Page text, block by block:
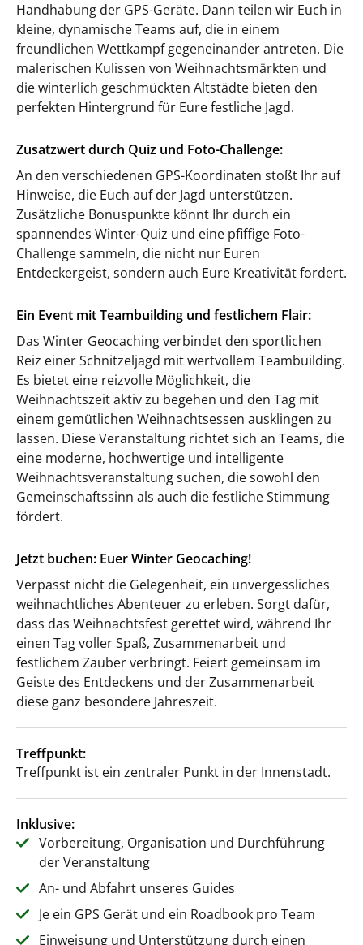
Handhabung der GPS-Geräte. Dann teilen wir Euch in
kleine, dynamische Teams auf, die in einem
freundlichen Wettkampf gegeneinander antreten. Die
malerischen Kulissen von Weihnachtsmärkten und
die winterlich geschmückten Altstädte bieten den
perfekten Hintergrund für Eure festliche Jagd.
Zusatzwert durch Quiz und Foto-Challenge:
An den verschiedenen GPS-Koordinaten stoßt Ihr auf
Hinweise, die Euch auf der Jagd unterstützen.
Zusätzliche Bonuspunkte könnt Ihr durch ein
spannendes Winter-Quiz und eine pfiffige Foto-
Challenge sammeln, die nicht nur Euren
Entdeckergeist, sondern auch Eure Kreativität fordert.
Ein Event mit Teambuilding und festlichem Flair:
Das Winter Geocaching verbindet den sportlichen
Reiz einer Schnitzeljagd mit wertvollem Teambuilding.
Es bietet eine reizvolle Möglichkeit, die
Weihnachtszeit aktiv zu begehen und den Tag mit
einem gemütlichen Weihnachtsessen ausklingen zu
lassen. Diese Veranstaltung richtet sich an Teams, die
eine moderne, hochwertige und intelligente
Weihnachtsveranstaltung suchen, die sowohl den
Gemeinschaftssinn als auch die festliche Stimmung
fördert.
Jetzt buchen: Euer Winter Geocaching!
Verpasst nicht die Gelegenheit, ein unvergessliches
weihnachtliches Abenteuer zu erleben. Sorgt dafür,
dass das Weihnachtsfest gerettet wird, während Ihr
einen Tag voller Spaß, Zusammenarbeit und
festlichem Zauber verbringt. Feiert gemeinsam im
Geiste des Entdeckens und der Zusammenarbeit
diese ganz besondere Jahreszeit.
Treffpunkt:
Treffpunkt ist ein zentraler Punkt in der Innenstadt.
Inklusive:
Vorbereitung, Organisation und Durchführung
der Veranstaltung
An- und Abfahrt unseres Guides
Je ein GPS Gerät und ein Roadbook pro Team
Einweisung und Unterstützung durch einen